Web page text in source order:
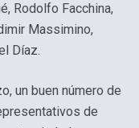
Rodolfo Facchina,
Massimino,
Díaz.
un buen número de
de